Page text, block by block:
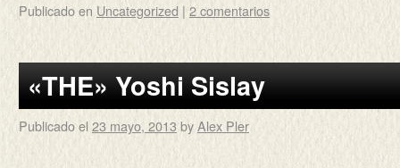
Publicado en Uncategorized | 2 comentarios
«THE» Yoshi Sislay
Publicado el 23 mayo, 2013 byAlex Pler